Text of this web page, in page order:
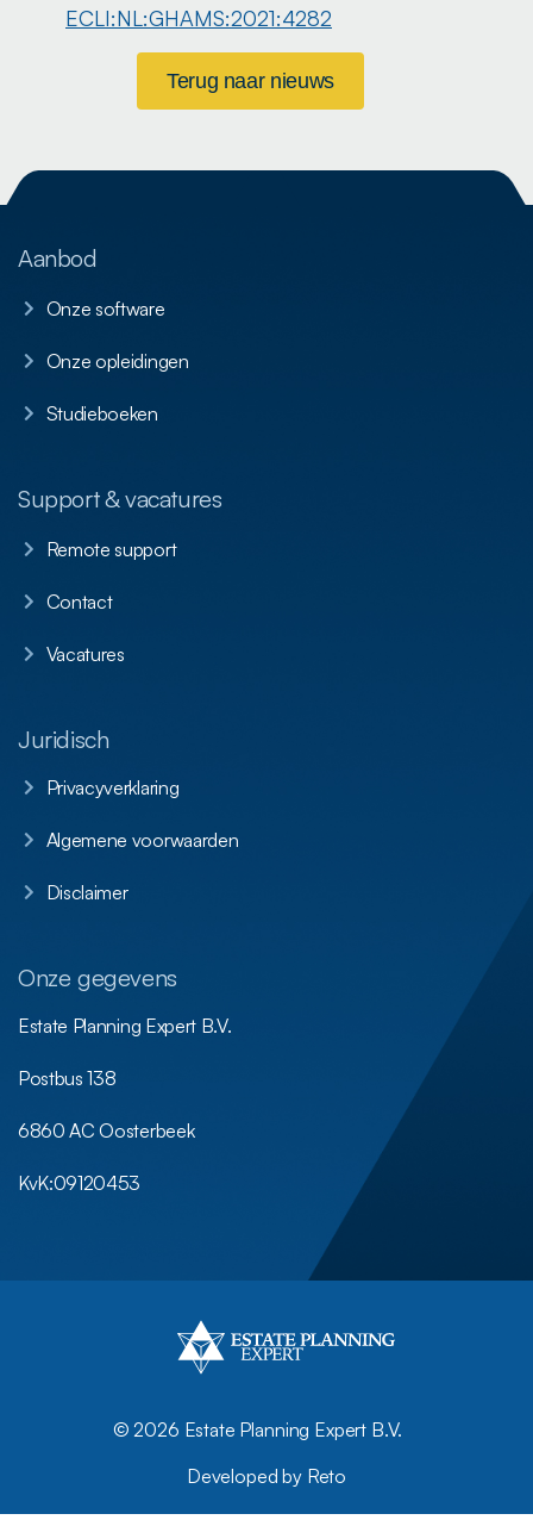
ECLI:NL:GHAMS:2021:4282
Terug naar nieuws
Aanbod
Onze software
Onze opleidingen
Studieboeken
Support & vacatures
Remote support
Contact
Vacatures
Juridisch
Privacyverklaring
Algemene voorwaarden
Disclaimer
Onze gegevens
Estate Planning Expert B.V.
Postbus 138
6860 AC Oosterbeek
KvK:09120453
©2026 Estate Planning Expert B.V.
Developed by Reto